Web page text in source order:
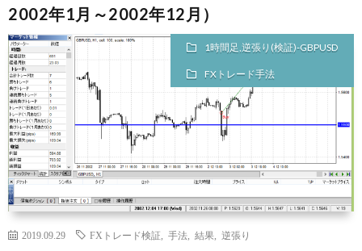
2002年1月～2002年12月）
1時間足,逆張り(検証)-GBPUSD
FXトレード手法
2019.09.29 FXトレード検証 手法 結果 逆張り